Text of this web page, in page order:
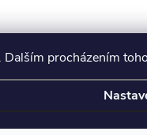
procházením